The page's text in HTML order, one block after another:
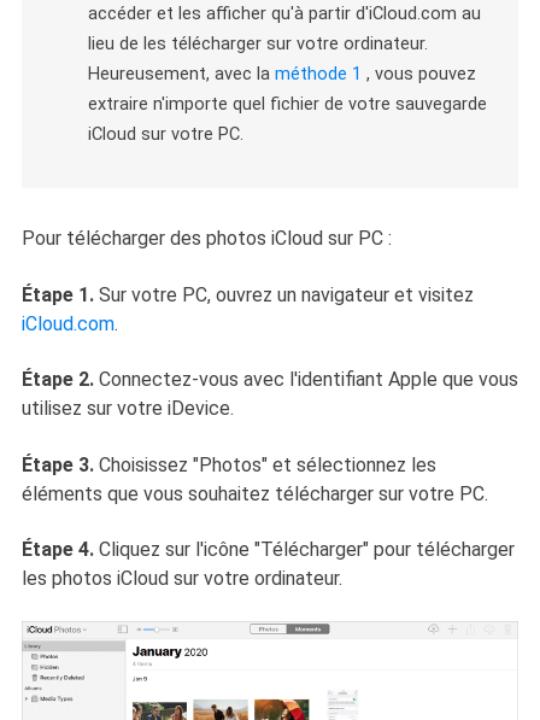
accéder et les afficher qu'à partir d'iCloud.com au
lieu de les télécharger sur votre ordinateur.
Heureusement, avec la méthode 1 , vous pouvez
extraire n'importe quel fichier de votre sauvegarde
iCloud sur votre PC.
Pour télécharger des photos iCloud sur PC :
Étape 1.Sur votre PC, ouvrez un navigateur et visitez
iCloud.com.
Étape 2.Connectez-vous avec l'identifiant Apple que vous
utilisez sur votre iDevice.
Étape 3.Choisissez "Photos" et sélectionnez les
éléments que vous souhaitez télécharger sur votre PC.
Étape 4.Cliquez sur l'icône "Télécharger" pour télécharger
les photos iCloud sur votre ordinateur.